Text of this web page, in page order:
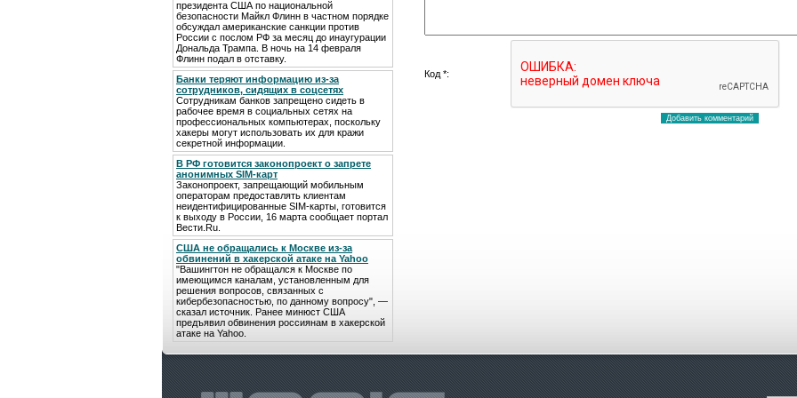
президента США по национальной
безопасности Майкл Флинн в частном порядке
обсуждал американские санкции против
России с послом РФ за месяц до инаугурации
Дональда Трампа. В ночь на 14 февраля
Флинн подал в отставку.
Банки теряют информацию из-за
сотрудников, сидящих в соцсетях
Сотрудникам банков запрещено сидеть в
рабочее время в социальных сетях на
профессиональных компьютерах, поскольку
хакеры могут использовать их для кражи
секретной информации.
В РФ готовится законопроект о запрете
анонимных SIM-карт
Законопроект, запрещающий мобильным
операторам предоставлять клиентам
неидентифицированные SIM-карты, готовится
к выходу в России, 16 марта сообщает портал
Вести.Ru.
США не обращались к Москве из-за
обвинений в хакерской атаке на Yahoo
"Вашингтон не обращался к Москве по
имеющимся каналам, установленным для
решения вопросов, связанных с
кибербезопасностью, по данному вопросу", —
сказал источник. Ранее минюст США
предъявил обвинения россиянам в хакерской
атаке на Yahoo.
Код *: